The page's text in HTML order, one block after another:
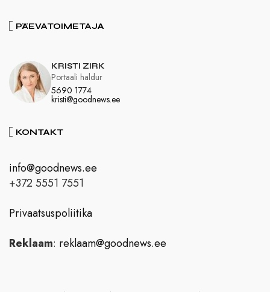
PÄEVATOIMETAJA
KRISTI ZIRK
5690 1774
kristi@goodnews.ee
Portaali haldur
KONTAKT
info@goodnews.ee
+372 5551 7551
Privaatsuspoliitika
Reklaam: reklaam@goodnews.ee